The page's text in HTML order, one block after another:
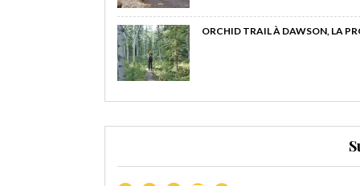
ORCHID TRAIL À DAWSON, LA